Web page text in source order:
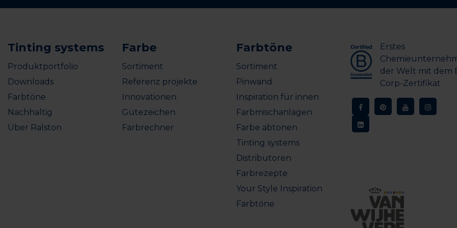
Tinting systems
Produktportfolio
Downloads
Farbtöne
Nachhaltig
Über Ralston
Farbe
Sortiment
Referenz projekte
Innovationen
Gütezeichen
Farbrechner
Farbtöne
Sortiment
Pinwand
Inspiration für innen
Farbmischanlagen
Farbe abtonen
Tinting systems
Distributoren
Farbrezepte
Your Style Inspiration
Farbtöne
Erstes
der Welt mit dem
Corp-Zertifikat